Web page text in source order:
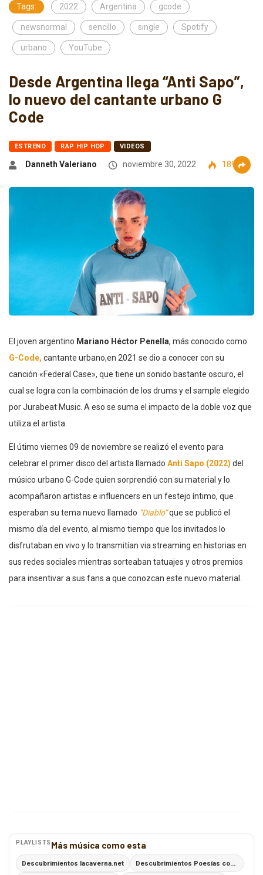
Tags: 2022 Argentina gcode
newsnormal sencillo single Spotify
urbano YouTube
Desde Argentina llega “Anti Sapo”,
lo nuevo del cantante urbano G
Code
ESTRENO RAP HIP HOP VIDEOS
Danneth Valeriano noviembre 30, 2022 1890
El joven argentino Mariano Héctor Penella, más conocido como
G-Code, cantante urbano,en 2021 se dio a conocer con su
canción «Federal Case», que tiene un sonido bastante oscuro, el
cual se logra con la combinación de los drums y el sample elegido
por Jurabeat Music. A eso se suma el impacto de la doble voz que
utiliza el artista.
El útimo viernes 09 de noviembre se realizó el evento para
celebrar el primer disco del artista llamado Anti Sapo (2022) del
músico urbano G-Code quien sorprendió con su material y lo
acompañaron artistas e influencers en un festejo íntimo, que
esperaban su tema nuevo llamado “Diablo”que se publicó el
mismo día del evento, al mismo tiempo que los invitados lo
disfrutaban en vivo y lo transmitían via streaming en historias en
sus redes sociales mientras sorteaban tatuajes y otros premios
para insentivar a sus fans a que conozcan este nuevo material.
PLAYLISTS Más música como esta
Descubrimientos lacaverna.net